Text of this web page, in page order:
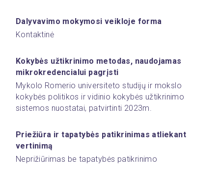
Dalyvavimo mokymosi veikloje forma
Kontaktinė
Kokybės užtikrinimo metodas, naudojamas
mikrokredencialui pagrįsti
Mykolo Romerio universiteto studijų ir mokslo
kokybės politikos ir vidinio kokybės užtikrinimo
sistemos nuostatai, patvirtinti 2023m.
Priežiūra ir tapatybės patikrinimas atliekant
vertinimą
Neprižiūrimas be tapatybės patikrinimo